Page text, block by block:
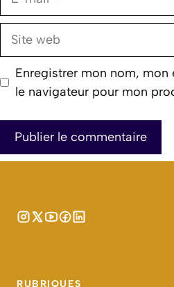
Site
Enregistrer mon nom,
le navigateur pour mon
RUBRIQUES